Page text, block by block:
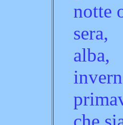
notte
sera,
alba,